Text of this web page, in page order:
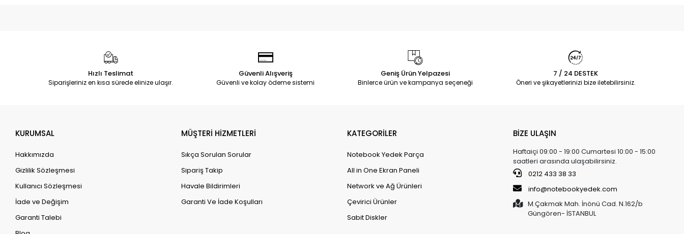
Hızlı Teslimat
Siparişleriniz en kısa sürede elinize ulaşır.
Güvenli Alışveriş
Güvenli ve kolay ödeme sistemi
Geniş Ürün Yelpazesi
Binlerce ürün ve kampanya seçeneği
7 / 24 DESTEK
Öneri ve şikayetlerinizi bize iletebilirsiniz.
KURUMSAL
Hakkımızda
Gizlilik Sözleşmesi
Kullanıcı Sözleşmesi
İade ve Değişim
Garanti Talebi
MÜŞTERİ HİZMETLERİ
Sıkça Sorulan Sorular
Sipariş Takip
Havale Bildirimleri
Garanti Ve İade Koşulları
KATEGORİLER
Notebook Yedek Parça
All in One Ekran Paneli
Network ve Ağ Ürünleri
Çevirici Ürünler
Sabit Diskler
BİZE ULAŞIN
Haftaiçi 09:00 - 19:00 Cumartesi 10:00 - 15:00
saatleri arasında ulaşabilirsiniz.
0212 433 38 33
info@notebookyedek.com
M.Çakmak Mah. İnönü Cad. N.162/b
Güngören- İSTANBUL